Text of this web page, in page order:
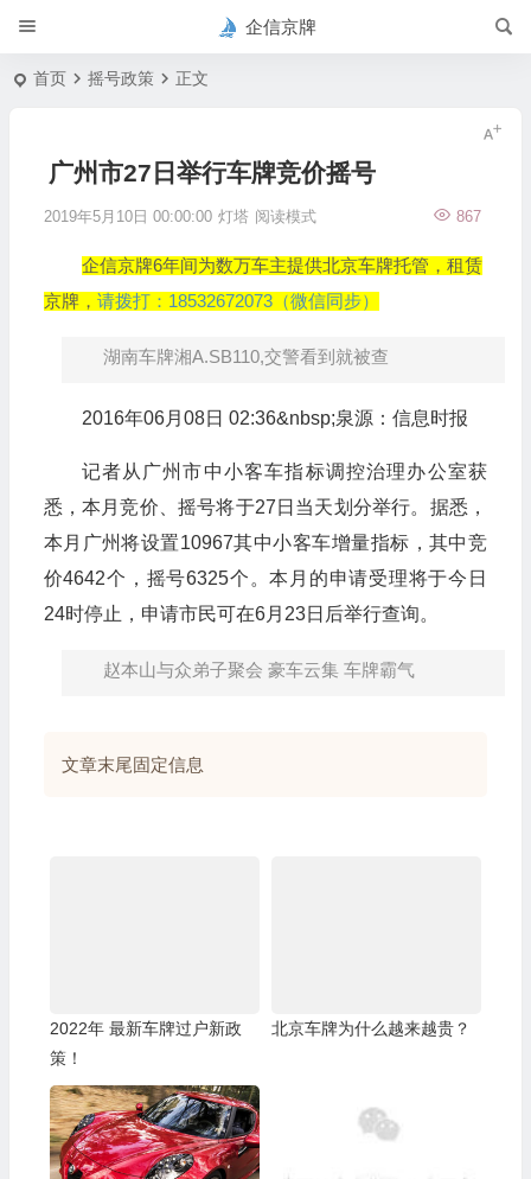
企信京牌
首页 摇号政策 正文
广州市27日举行车牌竞价摇号
2019年5月10日 00:00:00 灯塔 867
阅读模式
企信京牌6年间为数万车主提供北京车牌托管，租赁
京牌， 请拨打：18532672073（微信同步）
湖南车牌湘A.SB110,交警看到就被查
2016年06月08日 02:36&nbsp;泉源： 信息时报
记者从广州市中小客车指标调控治理办公室获
悉，本月竞价、摇号将于27日当天划分举行。据悉，
本月广州将设置10967其中小客车增量指标，其中竞
价4642个，摇号6325个。本月的申请受理将于今日
24时停止，申请市民可在6月23日后举行查询。
赵本山与众弟子聚会 豪车云集 车牌霸气
文章末尾固定信息
2022年 最新车牌过户新政
策！
北京车牌为什么越来越贵？